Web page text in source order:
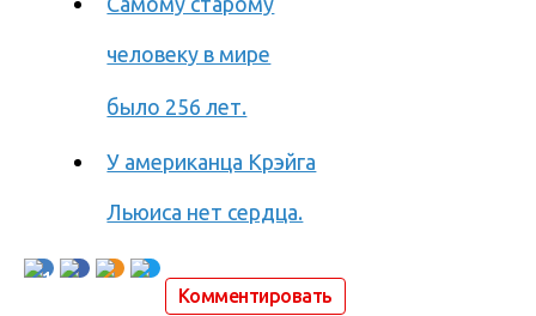
человеку в мире
было 256 лет.
У американца Крэйга
Льюиса нет сердца.
1
Комментировать